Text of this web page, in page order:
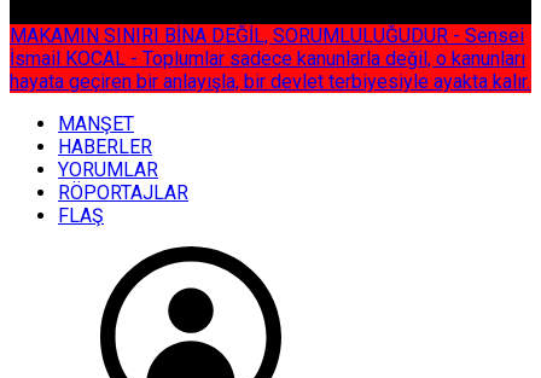
MAKAMIN SINIRI BİNA DEĞİL, SORUMLULUĞUDUR - Sensei
İsmail KOCAL - Toplumlar sadece kanunlarla değil, o kanunları
hayata geçiren bir anlayışla, bir devlet terbiyesiyle ayakta kalır.
MANŞET
HABERLER
YORUMLAR
RÖPORTAJLAR
FLAŞ